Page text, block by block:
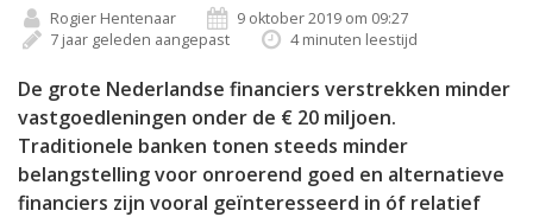
Rogier Hentenaar
9 oktober 2019 om 09:27
7 jaar geleden aangepast
4 minuten leestijd
De grote Nederlandse financiers verstrekken minder
vastgoedleningen onder de € 20 miljoen.
Traditionele banken tonen steeds minder
belangstelling voor onroerend goed en alternatieve
financiers zijn vooral geïnteresseerd in óf relatief